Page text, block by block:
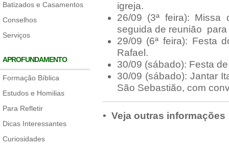
Batizados e Casamentos
Conselhos
Serviços
APROFUNDAMENTO
Formação Bíblica
Estudos e Homilias
Para Refletir
Dicas Interessantes
Curiosidades
igreja.
26/09 (3ª feira):
seguida de reunião
29/09 (6ª feira): Festa
Rafael.
30/09 (sábado): Festa
30/09 (sábado): Jantar
São Sebastião, com
• Veja outras informações